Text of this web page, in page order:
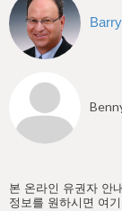
본 온라인 유권자 안
정보를 원하시면 여